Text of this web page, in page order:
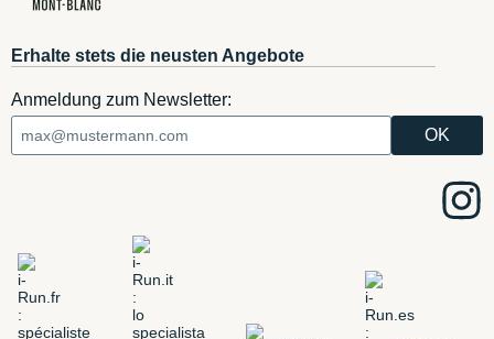
Erhalte stets die neusten Angebote
Anmeldung zum Newsletter: